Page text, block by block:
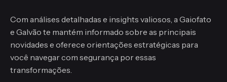
Com análises detalhadas e insights valiosos, a Gaiofato
e Galvão te mantém informado sobre as principais
novidades e oferece orientações estratégicas para
você navegar com segurança por essas
transformações.